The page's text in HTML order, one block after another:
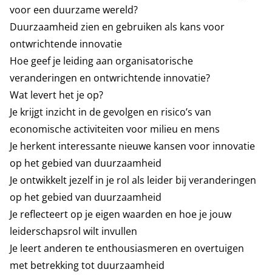
voor een duurzame wereld?
Duurzaamheid zien en gebruiken als kans voor
ontwrichtende innovatie
Hoe geef je leiding aan organisatorische
veranderingen en ontwrichtende innovatie?
Wat levert het je op?
Je krijgt inzicht in de gevolgen en risico’s van
economische activiteiten voor milieu en mens
Je herkent interessante nieuwe kansen voor innovatie
op het gebied van duurzaamheid
Je ontwikkelt jezelf in je rol als leider bij veranderingen
op het gebied van duurzaamheid
Je reflecteert op je eigen waarden en hoe je jouw
leiderschapsrol wilt invullen
Je leert anderen te enthousiasmeren en overtuigen
met betrekking tot duurzaamheid